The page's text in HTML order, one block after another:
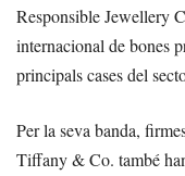
Responsible Jewellery
internacional de bones
principals cases del
Per la seva banda,
Tiffany & Co. també